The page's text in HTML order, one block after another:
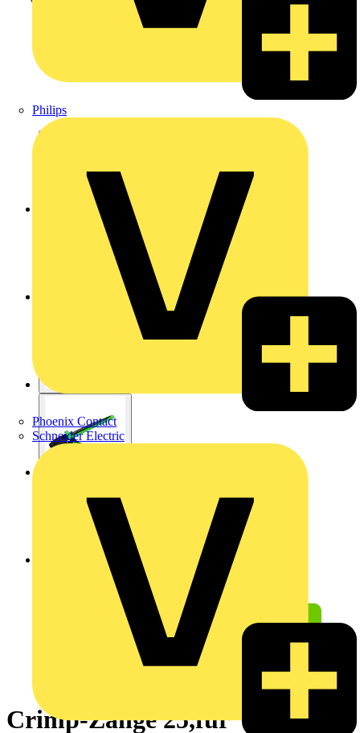
Philips
Phoenix Contact
Schneider Electric
Crimp-Zange 25,für